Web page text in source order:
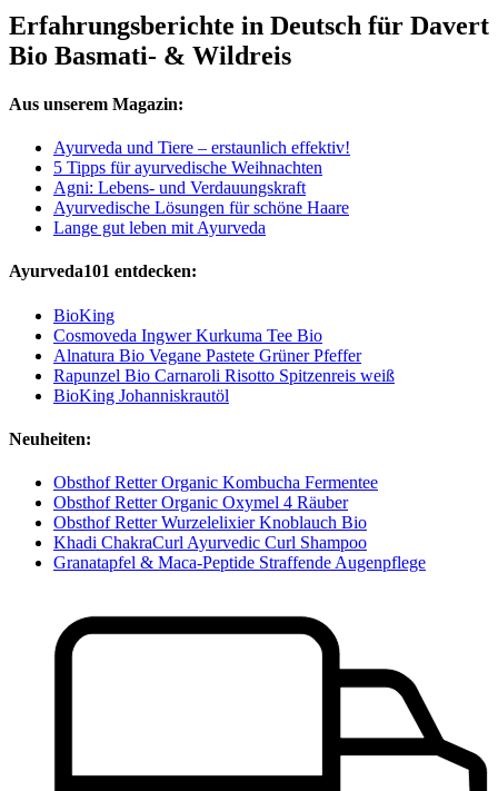
Erfahrungsberichte in Deutsch für Davert
Bio Basmati- & Wildreis
Aus unserem Magazin:
Ayurveda und Tiere – erstaunlich effektiv!
5 Tipps für ayurvedische Weihnachten
Agni: Lebens- und Verdauungskraft
Ayurvedische Lösungen für schöne Haare
Lange gut leben mit Ayurveda
Ayurveda101 entdecken:
BioKing
Cosmoveda Ingwer Kurkuma Tee Bio
Alnatura Bio Vegane Pastete Grüner Pfeffer
Rapunzel Bio Carnaroli Risotto Spitzenreis weiß
BioKing Johanniskrautöl
Neuheiten:
Obsthof Retter Organic Kombucha Fermentee
Obsthof Retter Organic Oxymel 4 Räuber
Obsthof Retter Wurzelelixier Knoblauch Bio
Khadi ChakraCurl Ayurvedic Curl Shampoo
Granatapfel & Maca-Peptide Straffende Augenpflege